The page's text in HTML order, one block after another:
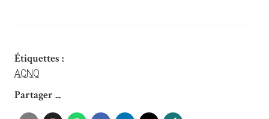
Étiquettes :
ACNO
Partager ...